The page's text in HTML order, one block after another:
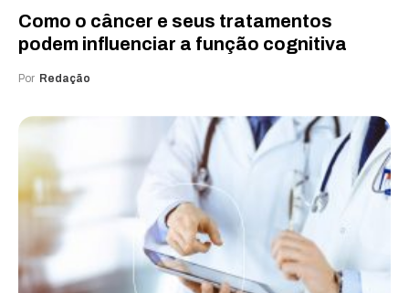
Como o câncer e seus tratamentos
podem influenciar a função cognitiva
Por Redação